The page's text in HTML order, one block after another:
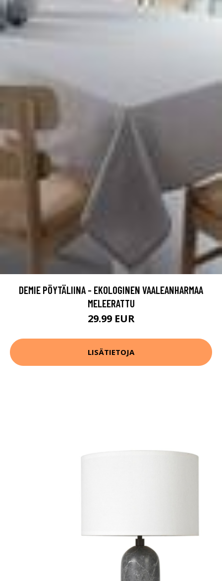
DEMIE PÖYTÄLIINA - EKOLOGINEN VAALEANHARMAA
MELEERATTU
29.99 EUR
LISÄTIETOJA